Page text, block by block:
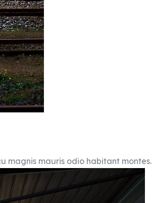
magnis mauris odio habitant montes.